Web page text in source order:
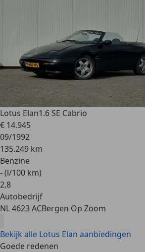
Lotus Elan1.6 SE Cabrio
€ 14.945
09/1992
135.249 km
Benzine
- (l/100 km)
2,8
Autobedrijf
NL 4623 ACBergen Op Zoom
Bekijk alle Lotus Elan aanbiedingen
Goede redenen